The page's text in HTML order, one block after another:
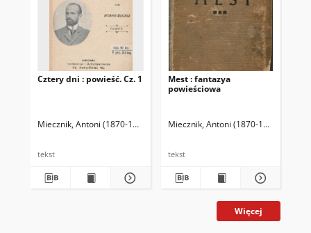
Cztery dni : powieść. Cz. 1
Miecznik, Antoni (1870-1921)
tekst
Mest : fantazya
powieściowa
Miecznik, Antoni (1870-1921)
tekst
Więcej